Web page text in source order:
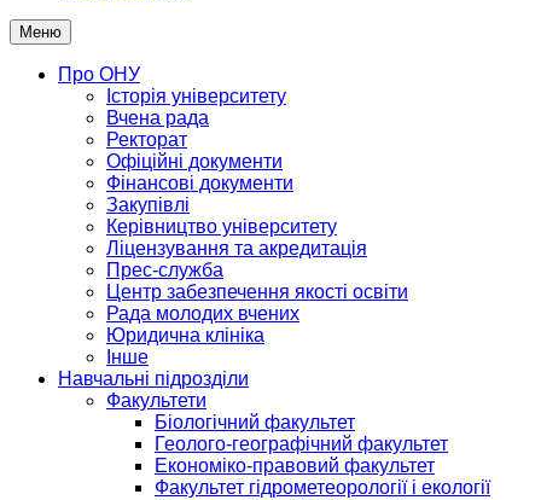
Меню
Про ОНУ
Історія університету
Вчена рада
Ректорат
Офіційні документи
Фінансові документи
Закупівлі
Керівництво університету
Ліцензування та акредитація
Прес-служба
Центр забезпечення якості освіти
Рада молодих вчених
Юридична клініка
Інше
Навчальні підрозділи
Факультети
Біологічний факультет
Геолого-географічний факультет
Економіко-правовий факультет
Факультет гідрометеорології і екології